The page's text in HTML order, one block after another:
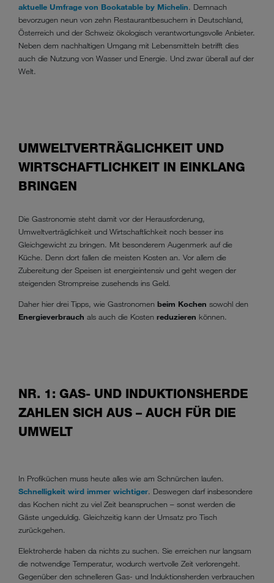
aktuelle Umfrage von Bookatable by Michelin. Demnach
bevorzugen neun von zehn Restaurantbesuchern in Deutschland,
Österreich und der Schweiz ökologisch verantwortungsvolle Anbieter.
Neben dem nachhaltigen Umgang mit Lebensmitteln betrifft dies
auch die Nutzung von Wasser und Energie. Und zwar überall auf der
Welt.
UMWELTVERTRÄGLICHKEIT UND
WIRTSCHAFTLICHKEIT IN EINKLANG
BRINGEN
Die Gastronomie steht damit vor der Herausforderung,
Umweltverträglichkeit und Wirtschaftlichkeit noch besser ins
Gleichgewicht zu bringen. Mit besonderem Augenmerk auf die
Küche. Denn dort fallen die meisten Kosten an. Vor allem die
Zubereitung der Speisen ist energieintensiv und geht wegen der
steigenden Strompreise zusehends ins Geld.
Daher hier drei Tipps, wie Gastronomen beim Kochen sowohl den
Energieverbrauch als auch die Kosten reduzieren können.
NR. 1: GAS- UND INDUKTIONSHERDE
ZAHLEN SICH AUS – AUCH FÜR DIE
UMWELT
In Profiküchen muss heute alles wie am Schnürchen laufen.
Schnelligkeit wird immer wichtiger. Deswegen darf insbesondere
das Kochen nicht zu viel Zeit beanspruchen – sonst werden die
Gäste ungeduldig. Gleichzeitig kann der Umsatz pro Tisch
zurückgehen.
Elektroherde haben da nichts zu suchen. Sie erreichen nur langsam
die notwendige Temperatur, wodurch wertvolle Zeit verlorengeht.
Gegenüber den schnelleren Gas- und Induktionsherden verbrauchen